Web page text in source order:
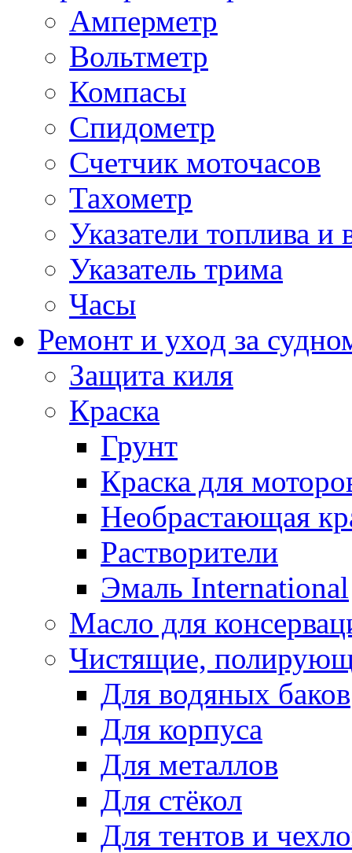
Амперметр
Вольтметр
Компасы
Спидометр
Счетчик моточасов
Тахометр
Указатели топлива и
Указатель трима
Часы
Ремонт и уход за
Защита киля
Краска
Грунт
Краска для
Необрастающая
Растворители
Эмаль International
Масло для
Чистящие,
Для водяных баков
Для корпуса
Для металлов
Для стёкол
Для тентов и